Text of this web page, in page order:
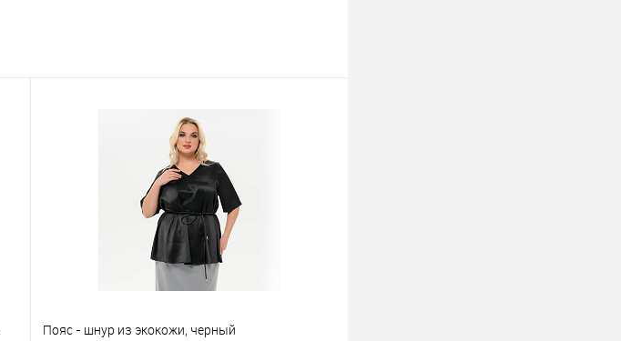
Пояс - шнур из экокожи, черный